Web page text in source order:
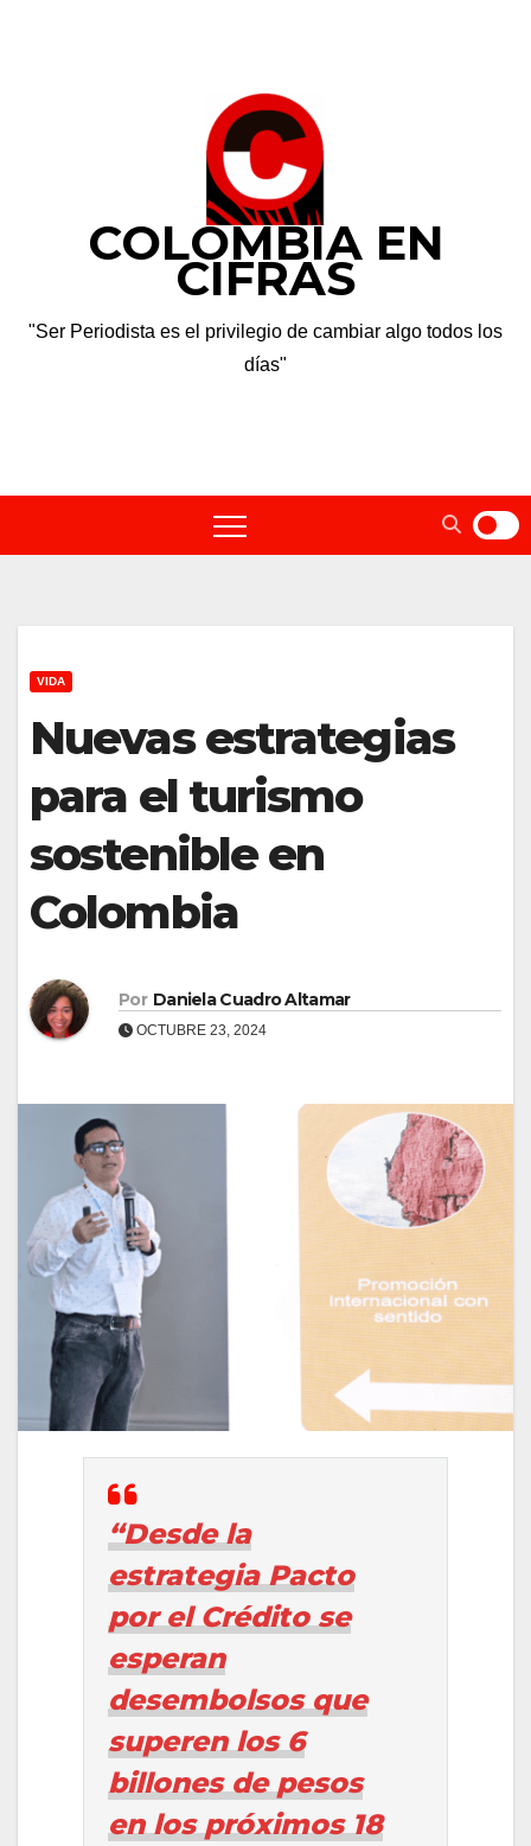
COLOMBIA EN
CIFRAS
"Ser Periodista es el privilegio de cambiar algo todos los
días"
VIDA
Nuevas estrategias
para el turismo
sostenible en
Colombia
Por Daniela Cuadro Altamar
OCTUBRE 23, 2024
“Desde la
estrategia Pacto
por el Crédito se
esperan
desembolsos que
superen los 6
billones de pesos
en los próximos 18